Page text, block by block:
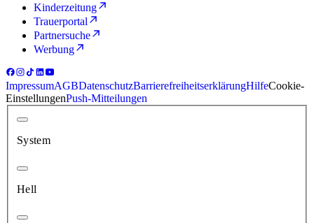
Kinderzeitung
Trauerportal
Partnersuche
Werbung
ImpressumAGBDatenschutzBarrierefreiheitserklärungHilfeCookie-
EinstellungenPush-Mitteilungen
System
Hell